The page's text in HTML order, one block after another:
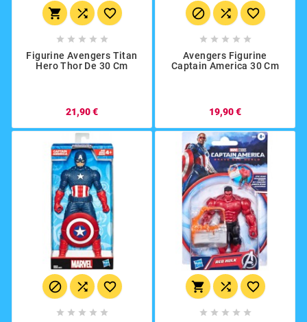
  
    
Figurine Avengers Titan
Hero Thor De 30 Cm
21,90 €
  
    
Avengers Figurine
Captain America 30 Cm
19,90 €
  
    
  
    